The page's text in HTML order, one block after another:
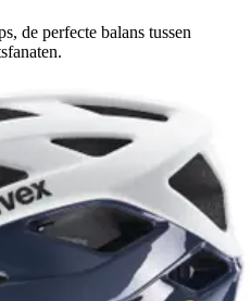
de perfecte balans tussen